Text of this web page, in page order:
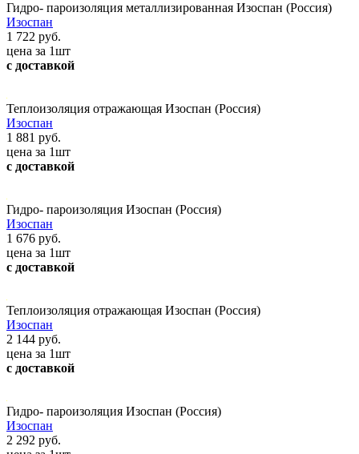
Гидро- пароизоляция металлизированная Изоспан (Россия)
Изоспан
1 722 руб.
цена за 1шт
с доставкой
Теплоизоляция отражающая Изоспан (Россия)
Изоспан
1 881 руб.
цена за 1шт
с доставкой
Гидро- пароизоляция Изоспан (Россия)
Изоспан
1 676 руб.
цена за 1шт
с доставкой
Теплоизоляция отражающая Изоспан (Россия)
Изоспан
2 144 руб.
цена за 1шт
с доставкой
Гидро- пароизоляция Изоспан (Россия)
Изоспан
2 292 руб.